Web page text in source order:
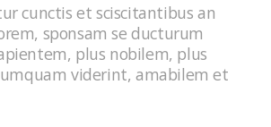
cunctis et sciscitantibus an
sponsam se ducturum
plus nobilem, plus
viderint, amabilem et